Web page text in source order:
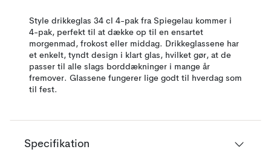
Style drikkeglas 34 cl 4-pak fra Spiegelau kommer i
4-pak, perfekt til at dække op til en ensartet
morgenmad, frokost eller middag. Drikkeglassene har
et enkelt, tyndt design i klart glas, hvilket gør, at de
passer til alle slags borddækninger i mange år
fremover. Glassene fungerer lige godt til hverdag som
til fest.
Specifikation